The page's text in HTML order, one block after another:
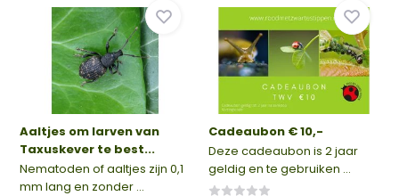
Aaltjes om larven van
Taxuskever te best...
Nematoden of aaltjes zijn 0,1
mm lang en zonder ...
Cadeaubon € 10,-
Deze cadeaubon is 2 jaar
geldig en te gebruiken ...